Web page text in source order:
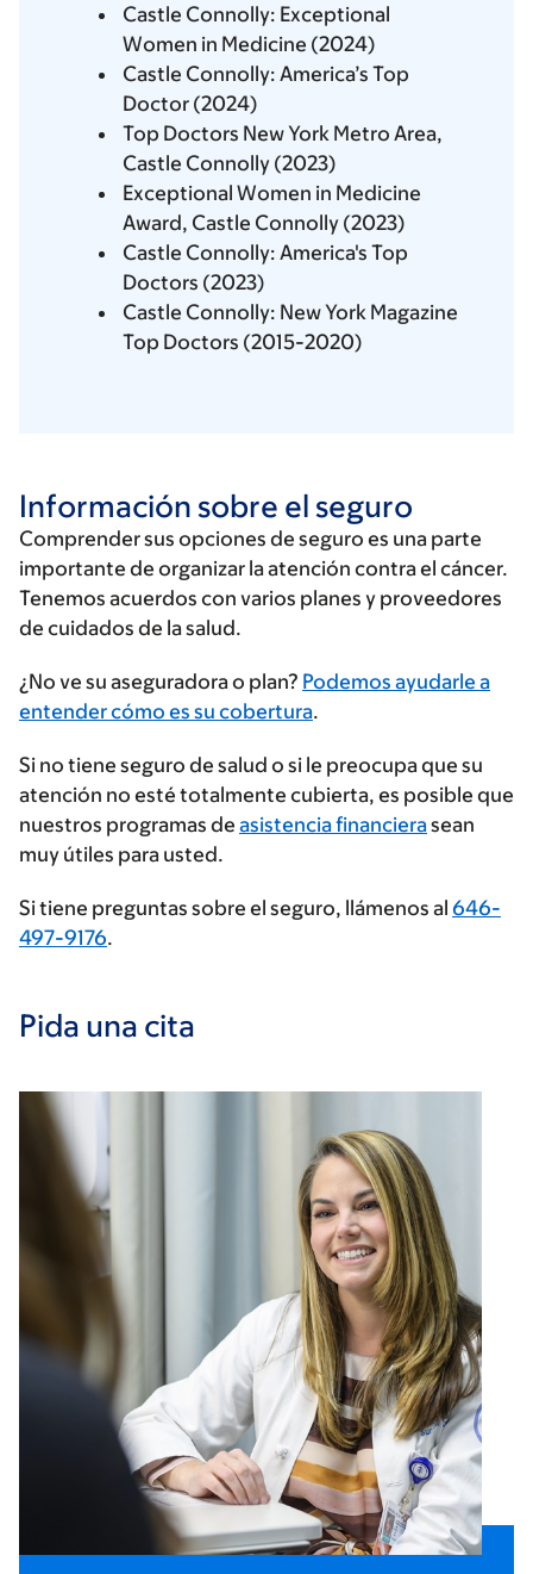
Castle Connolly: Exceptional
Women in Medicine (2024)
Castle Connolly: America’s Top
Doctor (2024)
Top Doctors New York Metro Area,
Castle Connolly (2023)
Exceptional Women in Medicine
Award, Castle Connolly (2023)
Castle Connolly: America's Top
Doctors (2023)
Castle Connolly: New York Magazine
Top Doctors (2015-2020)
Información sobre el seguro
Comprender sus opciones de seguro es una parte
importante de organizar la atención contra el cáncer.
Tenemos acuerdos con varios planes y proveedores
de cuidados de la salud.
Ingrese
su
de
seguros
¿No ve su aseguradora o plan? Podemos ayudarle a
entender cómo es su cobertura.
Si no tiene seguro de salud o si le preocupa que su
atención no esté totalmente cubierta, es posible que
nuestros programas de asistencia financierasean
muy útiles para usted.
Si tiene preguntas sobre el seguro, llámenos al 646-
497-9176.
Pida una cita